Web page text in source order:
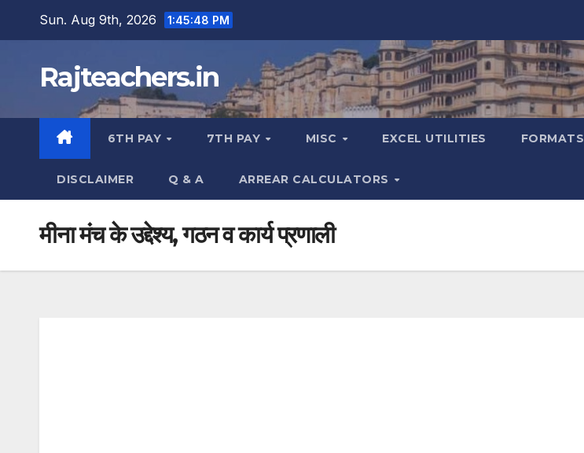
Sun. Aug 9th, 2026 1:45:49 PM
Rajteachers.in
6TH PAY 7TH PAY MISC EXCEL UTILITIES FORMATS
DISCLAIMER Q & A ARREAR CALCULATORS
मीना मंच के उद्देश्य, गठन व कार्य प्रणाली